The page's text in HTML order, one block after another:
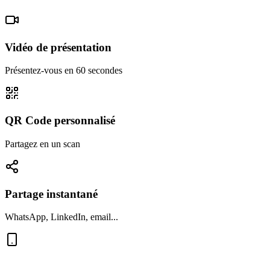
Vidéo de présentation
Présentez-vous en 60 secondes
QR Code personnalisé
Partagez en un scan
Partage instantané
WhatsApp, LinkedIn, email...